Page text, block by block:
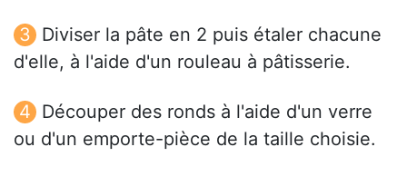
Diviser la pâte en 2 puis étaler chacune
d'elle, à l'aide d'un rouleau à pâtisserie.
Découper des ronds à l'aide d'un verre
ou d'un emporte-pièce de la taille choisie.